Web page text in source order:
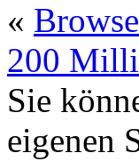
«
200
Sie
eigenen